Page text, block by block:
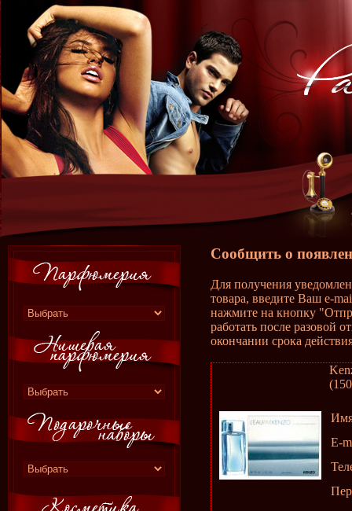
Сообщить о
Для получения
товара, введите Ваш e-
нажмите на кнопку
работать после разовой
окончании срока
E-